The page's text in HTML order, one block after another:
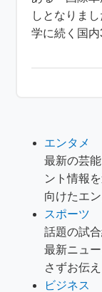
しとなりま
学に続く国
エンタメ
最新の芸
ント情報
向けたエ
スポーツ
話題の試
最新ニュ
さずお伝え
ビジネス